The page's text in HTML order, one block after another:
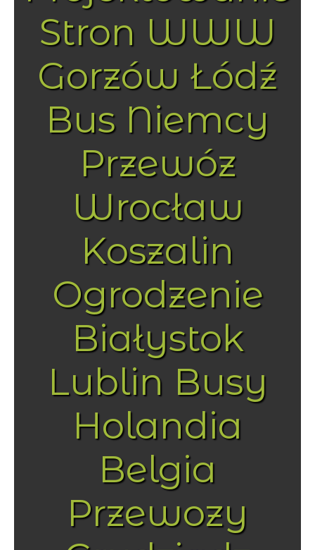
Stron WWW
Gorzów Łódź
Bus Niemcy
Przewóz
Wrocław
Koszalin
Ogrodzenie
Białystok
Lublin Busy
Holandia
Belgia
Przewozy